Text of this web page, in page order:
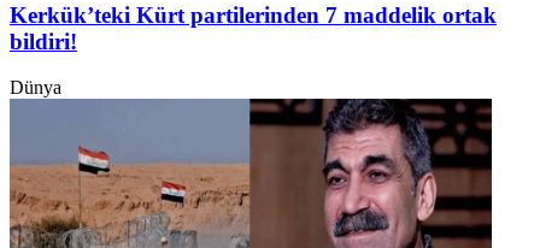
Kerkük’teki Kürt partilerinden 7 maddelik ortak
bildiri!
Dünya